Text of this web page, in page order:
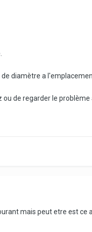
diamètre a
de regarder le problème
mais peut etre est ce